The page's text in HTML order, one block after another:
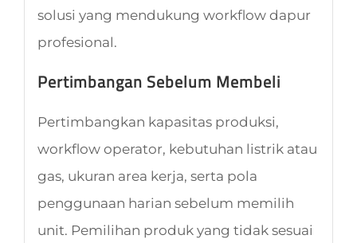
solusi yang mendukung workflow dapur
profesional.
Pertimbangan Sebelum Membeli
Pertimbangkan kapasitas produksi,
workflow operator, kebutuhan listrik atau
gas, ukuran area kerja, serta pola
penggunaan harian sebelum memilih
unit. Pemilihan produk yang tidak sesuai